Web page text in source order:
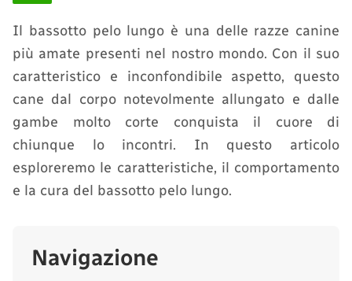
Il bassotto pelo lungo è una delle razze canine
più amate presenti nel nostro mondo. Con il suo
caratteristico e inconfondibile aspetto, questo
cane dal corpo notevolmente allungato e dalle
gambe molto corte conquista il cuore di
chiunque lo incontri. In questo articolo
esploreremo le caratteristiche, il comportamento
e la cura del bassotto pelo lungo.
Navigazione